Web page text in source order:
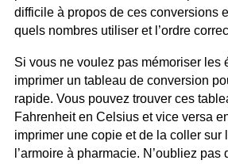
difficile à propos de ces conversions
quels nombres utiliser et l’ordre
Si vous ne voulez pas mémoriser les
imprimer un tableau de conversion
rapide. Vous pouvez trouver ces
Fahrenheit en Celsius et vice versa
imprimer une copie et de la coller sur
l’armoire à pharmacie. N’oubliez pas